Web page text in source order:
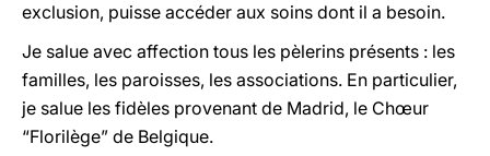
exclusion, puisse accéder aux soins dont il a besoin.
Je salue avec affection tous les pèlerins présents : les
familles, les paroisses, les associations. En particulier,
je salue les fidèles provenant de Madrid, le Chœur
“Florilège” de Belgique.